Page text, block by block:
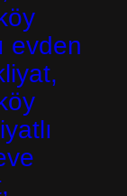
evden